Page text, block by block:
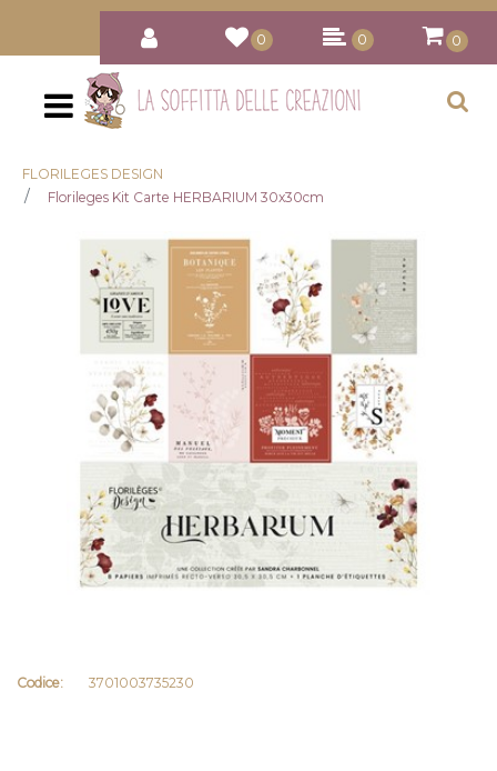
0 0 0
Open
FLORILEGES DESIGN
Florileges Kit Carte HERBARIUM 30x30cm
Codice: 3701003735230